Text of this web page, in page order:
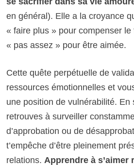
en général). Elle a la croyance
« faire plus » pour compenser le
« pas assez » pour être aimée.
Cette quête perpétuelle de
ressources émotionnelles et
une position de vulnérabilité. En
retrouves à surveiller
d’approbation ou de
t’empêche d’être pleinement
relations. Apprendre à s’aimer